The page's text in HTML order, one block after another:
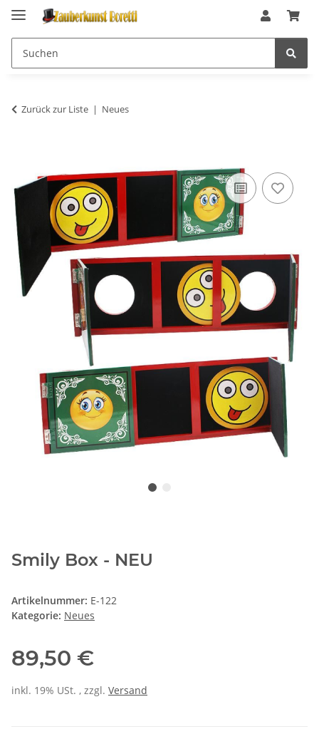
Zurück zur Liste Neues
Smily Box - NEU
Artikelnummer: E-122
Kategorie: Neues
89,50 €
inkl. 19% USt. , zzgl. Versand